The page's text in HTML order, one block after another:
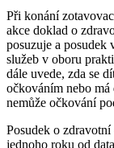
Při konání
akce doklad o
posuzuje a posudek
služeb v oboru
dále uvede, zda se
očkováním nebo má
nemůže očkování
Posudek o
jednoho roku od